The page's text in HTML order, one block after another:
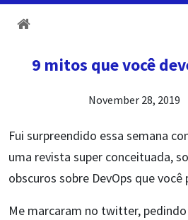
9 mitos que você
November 28, 2019
Fui surpreendido essa semana
uma revista super conceituada,
obscuros sobre DevOps que você
Me marcaram no twitter,